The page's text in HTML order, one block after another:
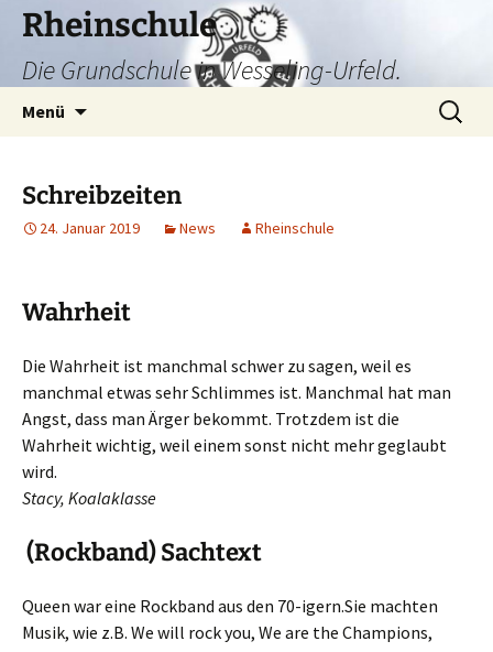
Zum
Inhalt
springen
Rheinschule
Die Grundschule in Wesseling-Urfeld.
Menü
Suchen
nach:
Schreibzeiten
24. Januar 2019 News Rheinschule
Wahrheit
Die Wahrheit ist manchmal schwer zu sagen, weil es
manchmal etwas sehr Schlimmes ist. Manchmal hat man
Angst, dass man Ärger bekommt. Trotzdem ist die
Wahrheit wichtig, weil einem sonst nicht mehr geglaubt
wird.
Stacy, Koalaklasse
(Rockband) Sachtext
Queen war eine Rockband aus den 70-igern.Sie machten
Musik, wie z.B. We will rock you, We are the Champions,